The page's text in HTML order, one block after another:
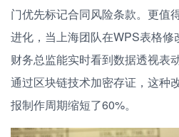
门优先标记合同风险条款。更值
进化，当上海团队在WPS表格
财务总监能实时看到数据透视表
通过区块链技术加密存证，这种
报制作周期缩短了60%。